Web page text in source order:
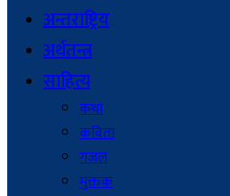
अन्तराष्ट्रिय
अर्थतन्त्र
साहित्य
कथा
कविता
गजल
मुक्तक